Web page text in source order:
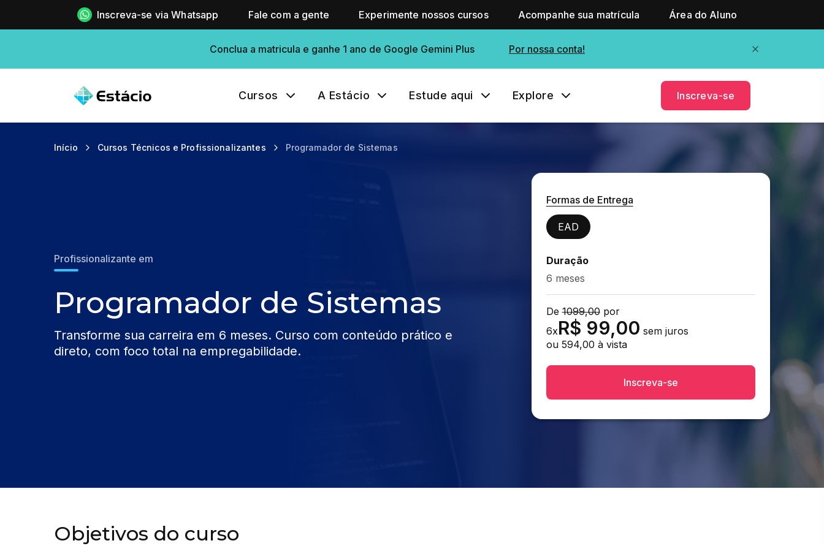
Inscreva-se via Whatsapp Fale com a gente Experimente nossos cursos Acompanhe sua matrícula Área do Aluno
Conclua a matricula e ganhe 1 ano de Google Gemini Plus Por nossa conta!
Cursos A Estácio Estude aqui Explore Inscreva-se
Início Cursos Técnicos e Profissionalizantes Programador de Sistemas
Profissionalizante em
Programador de Sistemas
Transforme sua carreira em 6 meses. Curso com conteúdo prático e
direto, com foco total na empregabilidade.
Formas de Entrega
EAD
Duração
6 meses
De1099,00por
6xR$ 99,00 sem juros
ou 594,00 à vista
Inscreva-se
Objetivos do curso